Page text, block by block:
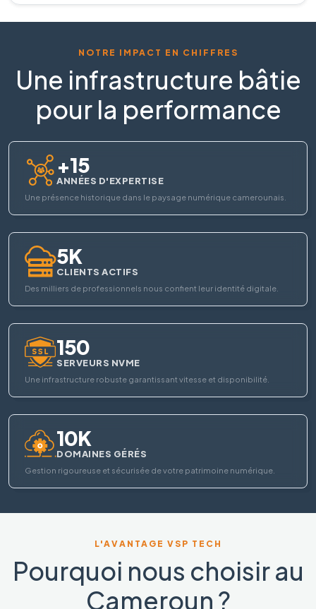
NOTRE IMPACT EN CHIFFRES
Une infrastructure bâtie
pour la performance
+15
ANNÉES D'EXPERTISE
Une présence historique dans le paysage numérique camerounais.
5K
CLIENTS ACTIFS
Des milliers de professionnels nous confient leur identité digitale.
150
SERVEURS NVME
Une infrastructure robuste garantissant vitesse et disponibilité.
10K
DOMAINES GÉRÉS
Gestion rigoureuse et sécurisée de votre patrimoine numérique.
L'AVANTAGE VSP TECH
Pourquoi nous choisir au
Cameroun ?